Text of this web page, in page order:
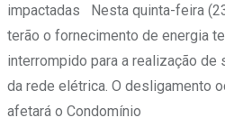
impactadas Nesta quinta-feira
terão o fornecimento de energia
interrompido para a realização
da rede elétrica. O desligamento
afetará o Condomínio